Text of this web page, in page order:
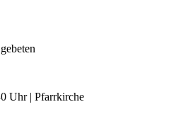
Uhr | Pfarrkirche